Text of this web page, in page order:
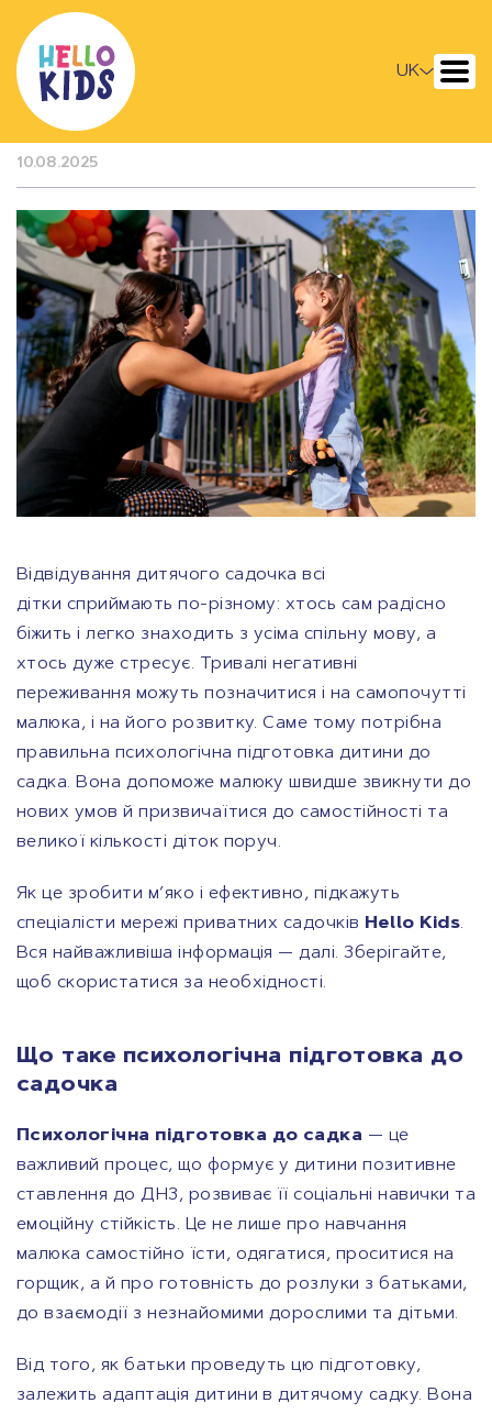
UK
Як підготувати дитину до
дитячого садка
психологічно
10.08.2025
Відвідування дитячого садочка всі
дітки сприймають по-різному: хтось сам радісно
біжить і легко знаходить з усіма спільну мову, а
хтось дуже стресує. Тривалі негативні
переживання можуть позначитися і на самопочутті
малюка, і на його розвитку. Саме тому потрібна
правильна психологічна підготовка дитини до
садка. Вона допоможе малюку швидше звикнути до
нових умов й призвичаїтися до самостійності та
великої кількості діток поруч.
Як це зробити м’яко і ефективно, підкажуть
спеціалісти мережі приватних садочків Hello Kids.
Вся найважливіша інформація — далі. Зберігайте,
щоб скористатися за необхідності.
Що таке психологічна підготовка до
садочка
Психологічна підготовка до садка — це
важливий процес, що формує у дитини позитивне
ставлення до ДНЗ, розвиває її соціальні навички та
емоційну стійкість. Це не лише про навчання
малюка самостійно їсти, одягатися, проситися на
горщик, а й про готовність до розлуки з батьками,
до взаємодії з незнайомими дорослими та дітьми.
Від того, як батьки проведуть цю підготовку,
залежить адаптація дитини в дитячому садку. Вона